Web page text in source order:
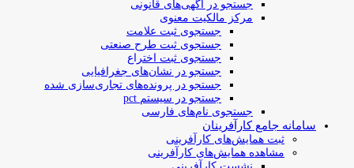
جستجو در آگهی‌های قانونی
مرکز مالکیت معنوی
جستجوی ثبت علامت
جستجوی ثبت طرح صنعتی
جستجوی ثبت اختراع
جستجو در نشان‌های جغرافیایی
جستجو در پرونده‌های تجاری‌سازی شده
جستجو در سیستم pct
جستجوی نام‌های فارسی
سامانه جامع کارآفرینان
ثبت همایش‌های کارآفرینی
مشاهده همایش‌های کارآفرینی